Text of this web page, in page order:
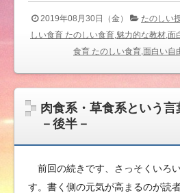
2019年08月30日（金）
たのしい
しい食育 たのしい食育,魅力的な教材,
食育 たのしい食育,面白い自
肉食系・草食系という
－後半－
前回の続きです、さっそくいろ
す。書く側の元気が高まるのが読